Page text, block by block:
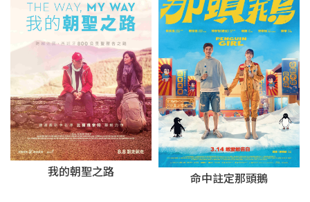
我的朝聖之路 命中註定那頭鵝